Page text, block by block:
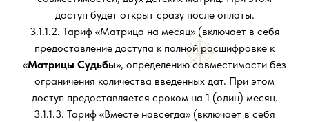
доступ будет открыт сразу после оплаты.
3.1.1.2. Тариф «Матрица на месяц» (включает в себя
предоставление доступа к полной расшифровке к
«Матрицы Судьбы», определению совместимости без
ограничения количества введенных дат. При этом
доступ предоставляется сроком на 1 (один) месяц.
3.1.1.3. Тариф «Вместе навсегда» (включает в себя